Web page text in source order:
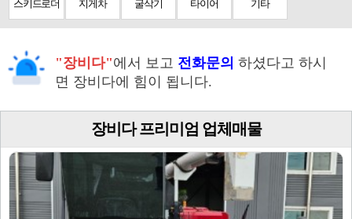
스키드로더 지게차 굴삭기 타이어 기타
"장비다"에서 보고 전화문의 하셨다고 하시
면 장비다에 힘이 됩니다.
장비다 프리미엄 업체매물